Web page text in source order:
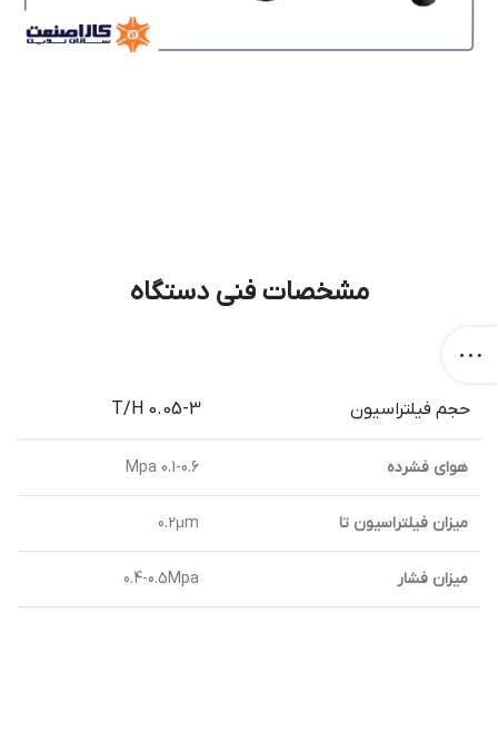
مشخصات فنی دستگاه
حجم فیلتراسیون 0.05-3 T/H
هوای فشرده 0.1-0.6 Mpa
میزان فیلتراسیون تا 0.2μm
میزان فشار 0.4-0.5Mpa